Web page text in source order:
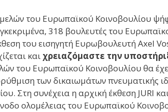
του Ευρωπαϊκού Κοινοβουλίου
318 βουλευτές του
του εισηγητή Ευρωβουλευτή Axel
και χρειαζόμαστε την
του Ευρωπαϊκού Κοινοβουλίου θα
των δικαιωμάτων πνευματικής
Στη συνέχεια η αρχική έκθεση JURI
ολομέλειας του Ευρωπαϊκού